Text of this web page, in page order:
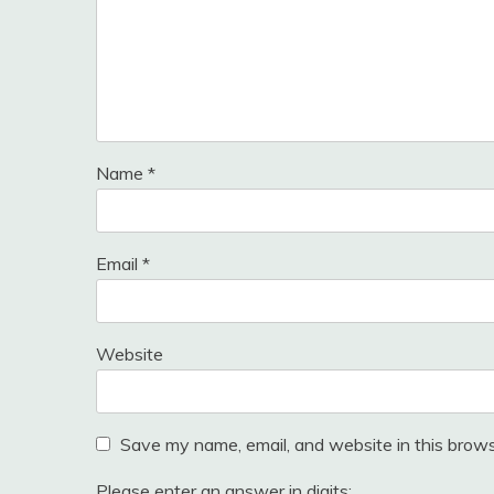
Name *
Email *
Website
Save my name, email, and website in this